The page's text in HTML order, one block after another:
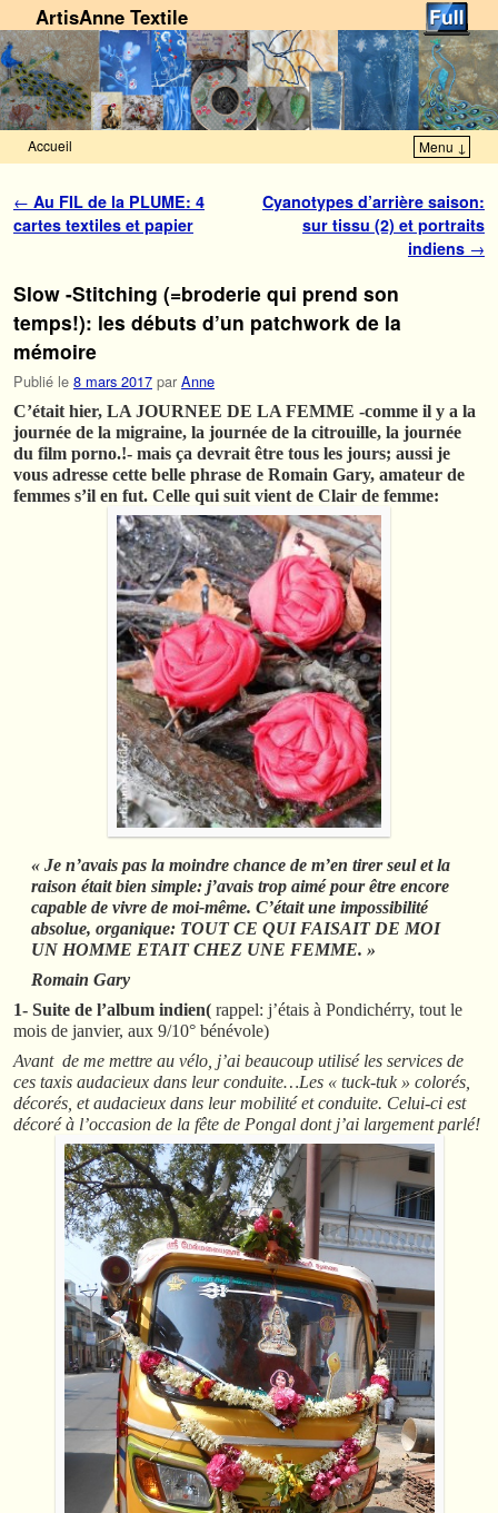
ArtisAnne Textile
Accueil Menu ↓
Navigation des articles
← Au FIL de la PLUME: 4
cartes textiles et papier
Cyanotypes d’arrière saison:
sur tissu (2) et portraits
indiens →
Slow -Stitching (=broderie qui prend son
temps!): les débuts d’un patchwork de la
mémoire
Publié le 8 mars 2017 par Anne
C’était hier, LA JOURNEE DE LA FEMME -comme il y a la
journée de la migraine, la journée de la citrouille, la journée
du film porno.!- mais ça devrait être tous les jours; aussi je
vous adresse cette belle phrase de Romain Gary, amateur de
femmes s’il en fut. Celle qui suit vient de Clair de femme:
« Je n’avais pas la moindre chance de m’en tirer seul et la
raison était bien simple: j’avais trop aimé pour être encore
capable de vivre de moi-même. C’était une impossibilité
absolue, organique: TOUT CE QUI FAISAIT DE MOI
UN HOMME ETAIT CHEZ UNE FEMME. »
Romain Gary
1- Suite de l’album indien( rappel: j’étais à Pondichérry, tout le
mois de janvier, aux 9/10° bénévole)
Avant de me mettre au vélo, j’ai beaucoup utilisé les services de
ces taxis audacieux dans leur conduite…Les « tuck-tuk » colorés,
décorés, et audacieux dans leur mobilité et conduite. Celui-ci est
décoré à l’occasion de la fête de Pongal dont j’ai largement parlé!